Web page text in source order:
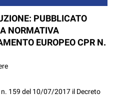
PUBBLICATO
NORMATIVA
EUROPEO CPR N.
159 del 10/07/2017 il Decreto